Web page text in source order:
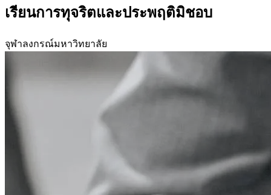
เรียนการทุจริตและประพฤติมิชอบ
จุฬาลงกรณ์มหาวิทยาลัย